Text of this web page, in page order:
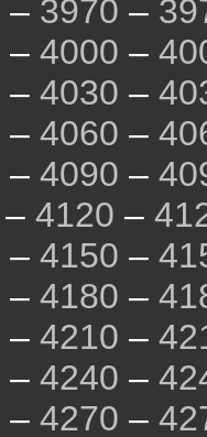
– 3970 –
– 4000 –
– 4030 –
– 4060 –
– 4090 –
– 4120 –
– 4150 –
– 4180 –
– 4210 –
– 4240 –
– 4270 –